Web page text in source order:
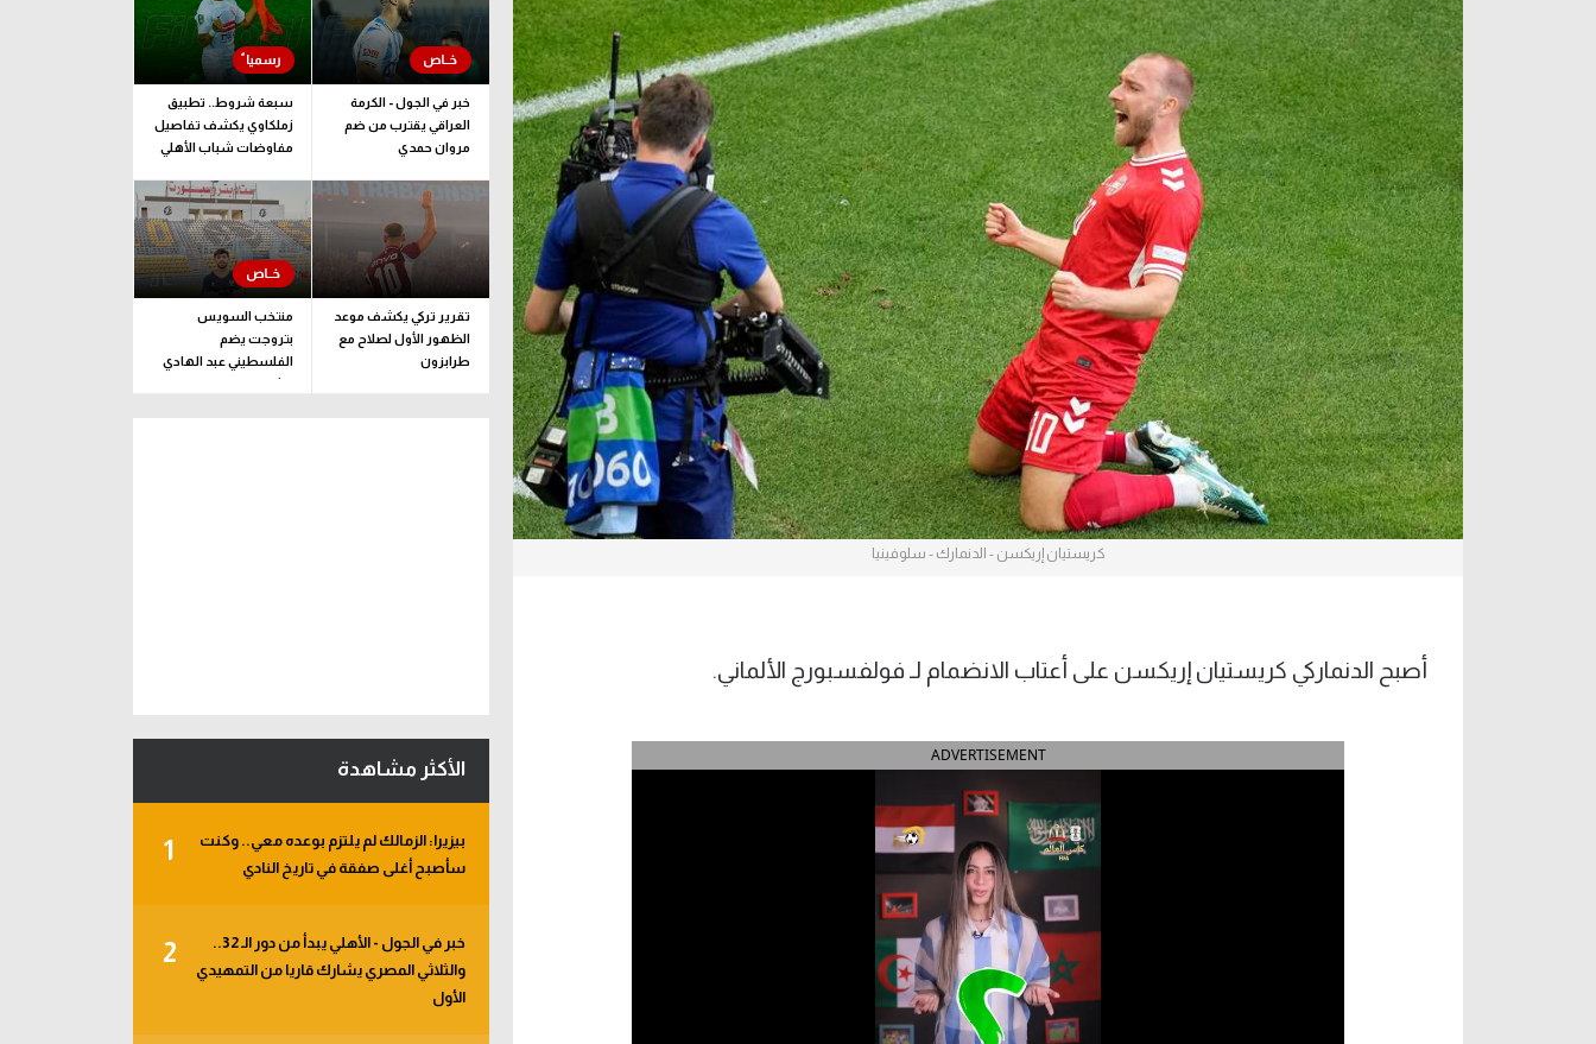
آراء حرة
ركن الألعاب
الدوري السعودي للمحترفين
دوري أبطال أوروبا
دوري أبطال إفريقيا
كل البطولات
دوري أبطال أوروبا
القسم الثاني
رياضات أخرى
آسيا
أمريكا
ركن الألعاب
كريستيان إريكسن - الدنمارك - سلوفينيا
أصبح الدنماركي كريستيان إريكسن على أعتاب الانضمام لـ فولفسبورج الألماني.
ADVERTISEMENT
خبر في الجول - الكرمة
العراقي يقترب من ضم
مروان حمدي
سبعة شروط.. تطبيق
زملكاوي يكشف تفاصيل
مفاوضات شباب الأهلي
تقرير تركي يكشف موعد
الظهور الأول لصلاح مع
طرابزون
منتخب السويس
بتروجت يضم
الفلسطيني عبد الهادي
راشد
الأكثر مشاهدة
1
بيزيرا: الزمالك لم يلتزم بوعده معي.. وكنت
سأصبح أغلى صفقة في تاريخ النادي
2
خبر في الجول - الأهلي يبدأ من دور الـ 32..
والثلاثي المصري يشارك قاريا من التمهيدي
الأول